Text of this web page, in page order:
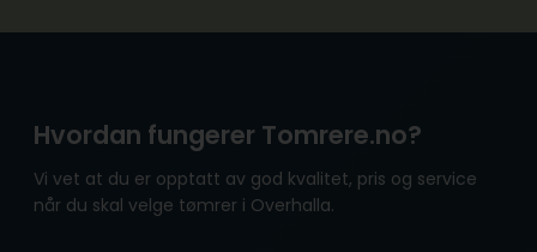
Hvordan fungerer Tomrere.no?
Vi vet at du er opptatt av god kvalitet, pris og service
når du skal velge tømrer i Overhalla.